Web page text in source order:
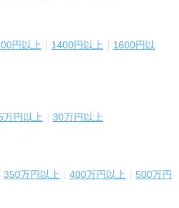
円以上 1400円以上
1600円以
万円以上 30万円以上
350万円以上 400万円以上
500万円